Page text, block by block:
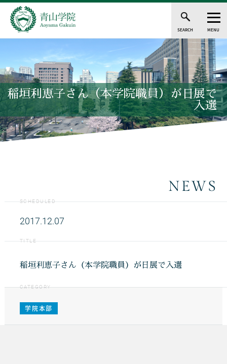
SEARCH MENU
稲垣利恵子さん（本学院職員）が日展で
入選
NEWS
SCHEDULED
2017.12.07
TITLE
稲垣利恵子さん（本学院職員）が日展で入選
CATEGORY
学院本部